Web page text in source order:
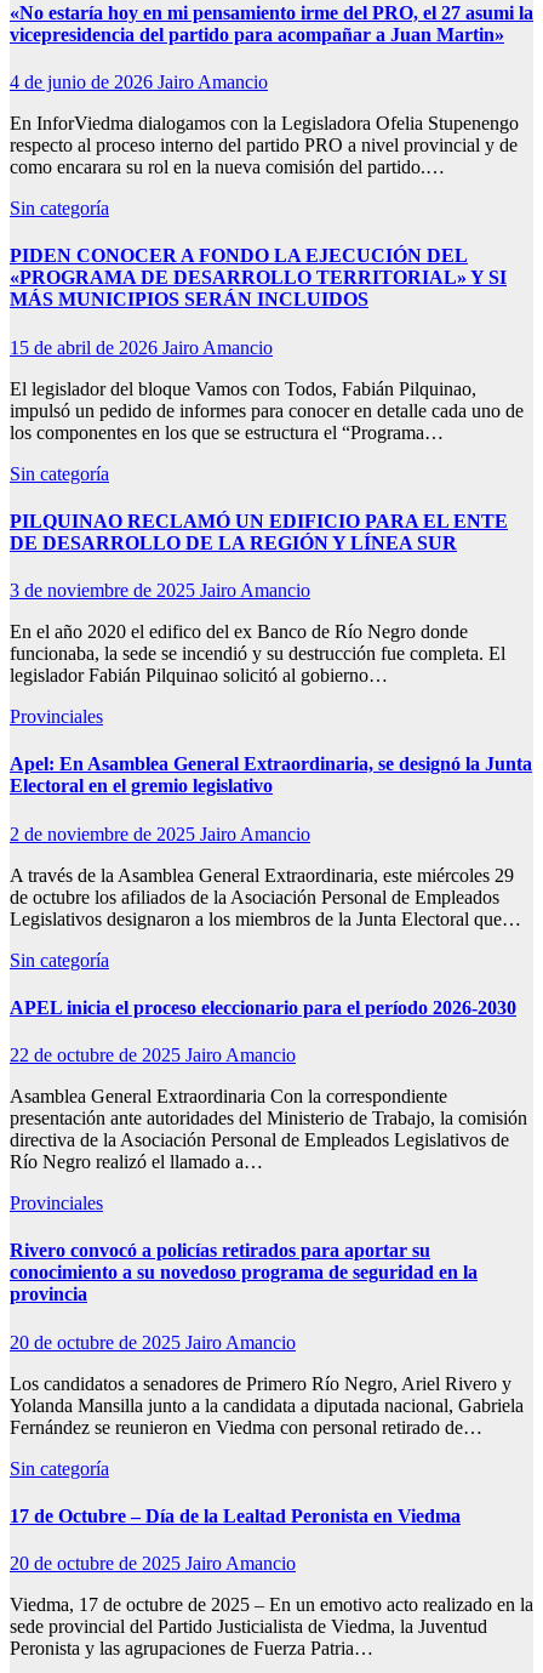
«No estaría hoy en mi pensamiento irme del PRO, el 27 asumi la
vicepresidencia del partido para acompañar a Juan Martin»
4 de junio de 2026 Jairo Amancio
En InforViedma dialogamos con la Legisladora Ofelia Stupenengo
respecto al proceso interno del partido PRO a nivel provincial y de
como encarara su rol en la nueva comisión del partido.…
Sin categoría
PIDEN CONOCER A FONDO LA EJECUCIÓN DEL
«PROGRAMA DE DESARROLLO TERRITORIAL» Y SI
MÁS MUNICIPIOS SERÁN INCLUIDOS
15 de abril de 2026 Jairo Amancio
El legislador del bloque Vamos con Todos, Fabián Pilquinao,
impulsó un pedido de informes para conocer en detalle cada uno de
los componentes en los que se estructura el “Programa…
Sin categoría
PILQUINAO RECLAMÓ UN EDIFICIO PARA EL ENTE
DE DESARROLLO DE LA REGIÓN Y LÍNEA SUR
3 de noviembre de 2025 Jairo Amancio
En el año 2020 el edifico del ex Banco de Río Negro donde
funcionaba, la sede se incendió y su destrucción fue completa. El
legislador Fabián Pilquinao solicitó al gobierno…
Provinciales
Apel: En Asamblea General Extraordinaria, se designó la Junta
Electoral en el gremio legislativo
2 de noviembre de 2025 Jairo Amancio
A través de la Asamblea General Extraordinaria, este miércoles 29
de octubre los afiliados de la Asociación Personal de Empleados
Legislativos designaron a los miembros de la Junta Electoral que…
Sin categoría
APEL inicia el proceso eleccionario para el período 2026-2030
22 de octubre de 2025 Jairo Amancio
Asamblea General Extraordinaria Con la correspondiente
presentación ante autoridades del Ministerio de Trabajo, la comisión
directiva de la Asociación Personal de Empleados Legislativos de
Río Negro realizó el llamado a…
Provinciales
Rivero convocó a policías retirados para aportar su
conocimiento a su novedoso programa de seguridad en la
provincia
20 de octubre de 2025 Jairo Amancio
Los candidatos a senadores de Primero Río Negro, Ariel Rivero y
Yolanda Mansilla junto a la candidata a diputada nacional, Gabriela
Fernández se reunieron en Viedma con personal retirado de…
Sin categoría
17 de Octubre – Día de la Lealtad Peronista en Viedma
20 de octubre de 2025 Jairo Amancio
Viedma, 17 de octubre de 2025 – En un emotivo acto realizado en la
sede provincial del Partido Justicialista de Viedma, la Juventud
Peronista y las agrupaciones de Fuerza Patria…